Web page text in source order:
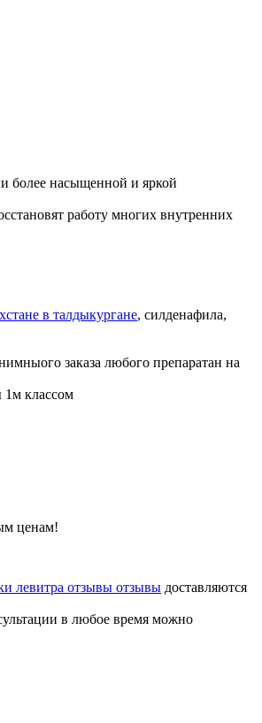
более насыщенной и яркой
работу многих внутренних
в талдыкургане, силденафила,
заказа любого препаратан на
1м классом
ценам!
левитра отзывы отзывы доставляются
в любое время можно